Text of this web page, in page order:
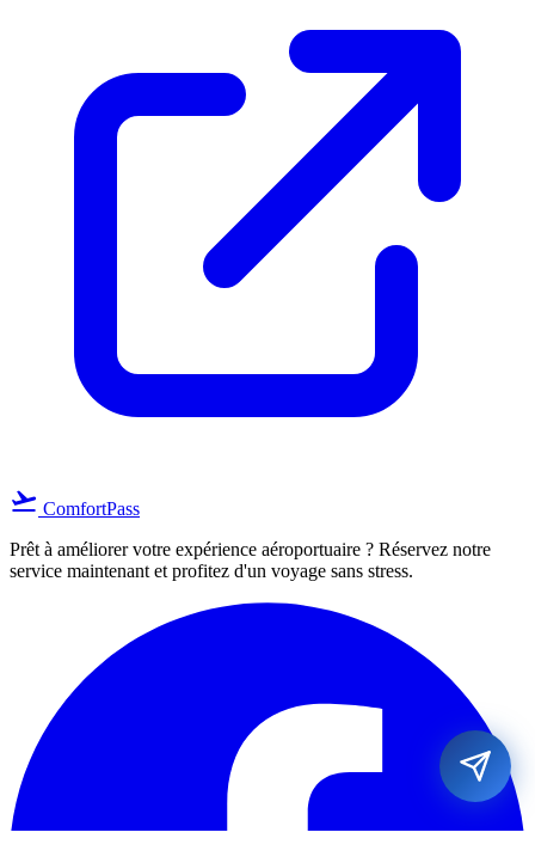
flight_takeoff ComfortPass
Prêt à améliorer votre expérience aéroportuaire ? Réservez notre
service maintenant et profitez d'un voyage sans stress.